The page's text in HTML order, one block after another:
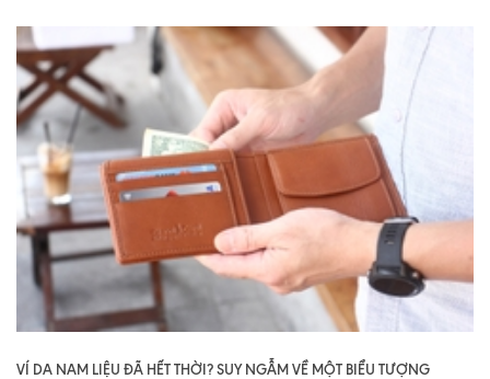
VÍ DA NAM LIỆU ĐÃ HẾT THỜI? SUY NGẪM VỀ MỘT BIỂU TƯỢNG